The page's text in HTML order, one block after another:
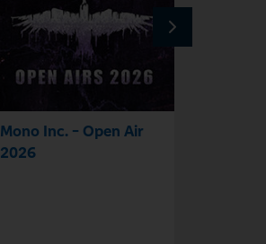
Mono Inc. - Open Air
2026